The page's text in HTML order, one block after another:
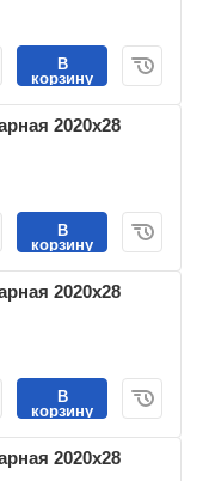
В
корзину
2020х28
В
корзину
2020х28
В
корзину
2020х28